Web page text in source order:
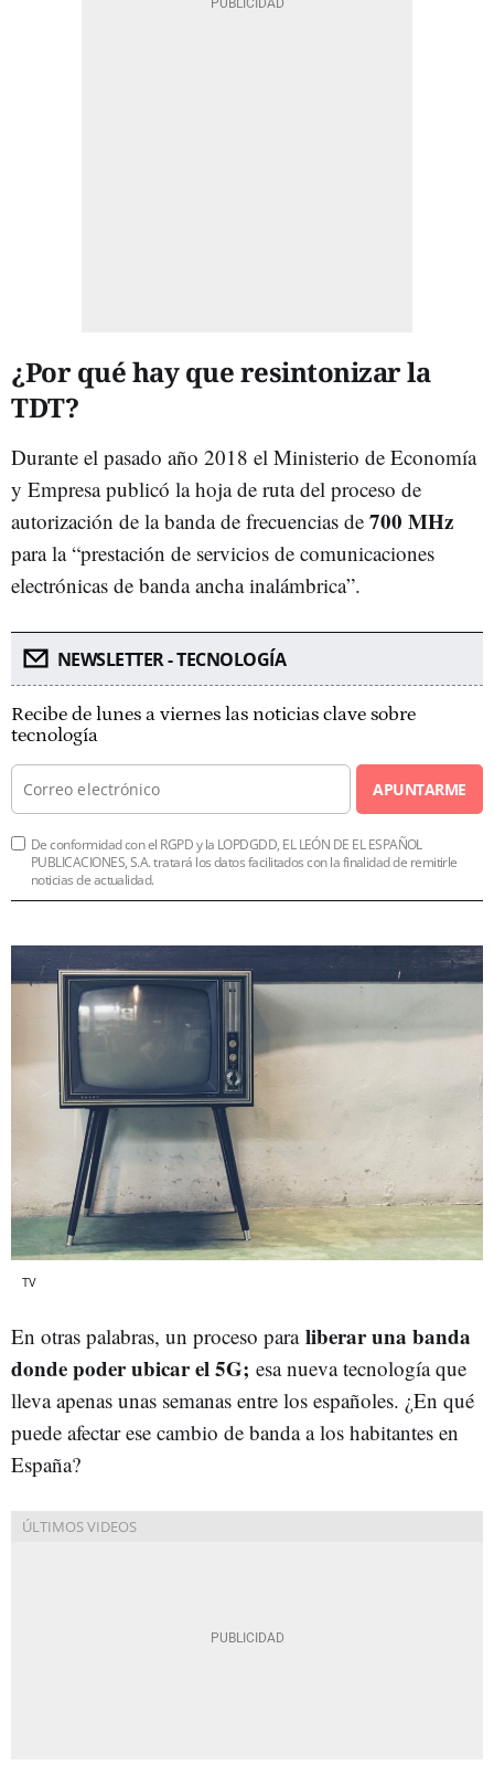
¿Por qué hay que resintonizar la
TDT?
Durante el pasado año 2018 el Ministerio de Economía
y Empresa publicó la hoja de ruta del proceso de
autorización de la banda de frecuencias de 700 MHz
para la “prestación de servicios de comunicaciones
electrónicas de banda ancha inalámbrica”.
NEWSLETTER - TECNOLOGÍA
Recibe de lunes a viernes las noticias clave sobre
tecnología
APUNTARME
De conformidad con el RGPD y la LOPDGDD, EL LEÓN DE EL ESPAÑOL
PUBLICACIONES, S.A. tratará los datos facilitados con la finalidad de remitirle
noticias de actualidad.
TV
En otras palabras, un proceso para liberar una banda
donde poder ubicar el 5G; esa nueva tecnología que
lleva apenas unas semanas entre los españoles. ¿En qué
puede afectar ese cambio de banda a los habitantes en
España?